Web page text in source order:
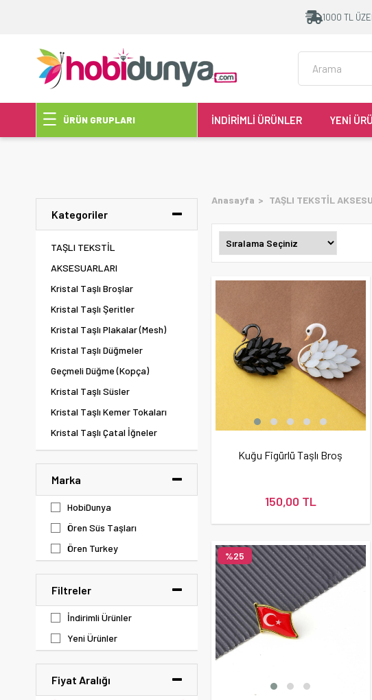
1000 TL
ÜRÜN GRUPLARI İNDİRİMLİ ÜRÜNLER YENİ
Kategoriler
TAŞLI TEKSTİL
AKSESUARLARI
Kristal Taşlı Broşlar
Kristal Taşlı Şeritler
Kristal Taşlı Plakalar (Mesh)
Kristal Taşlı Düğmeler
Geçmeli Düğme (Kopça)
Kristal Taşlı Süsler
Kristal Taşlı Kemer Tokaları
Kristal Taşlı Çatal İğneler
Marka
HobiDunya
Ören Süs Taşları
Ören Turkey
Filtreler
İndirimli Ürünler
Yeni Ürünler
Fiyat Aralığı
Anasayfa TAŞLI TEKSTİL
Kuğu Figürlü Taşlı Broş
150,00 TL
%25